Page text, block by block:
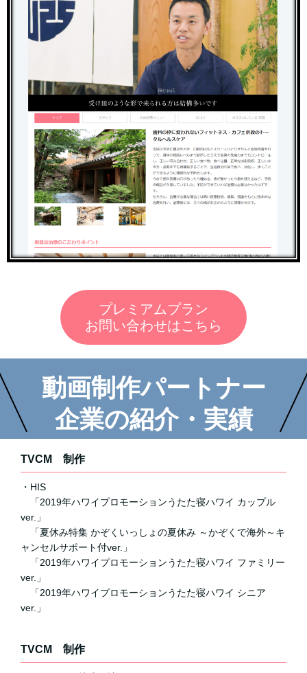
プレミアムプラン
お問い合わせはこちら
動画制作パートナー
企業の紹介・実績
TVCM 制作
・HIS
「2019年ハワイプロモーションうたた寝ハワイ カップル
ver.」
「夏休み特集 かぞくいっしょの夏休み ～かぞくで海外～キ
ャンセルサポート付ver.」
「2019年ハワイプロモーションうたた寝ハワイ ファミリー
ver.」
「2019年ハワイプロモーションうたた寝ハワイ シニア
ver.」
TVCM 制作